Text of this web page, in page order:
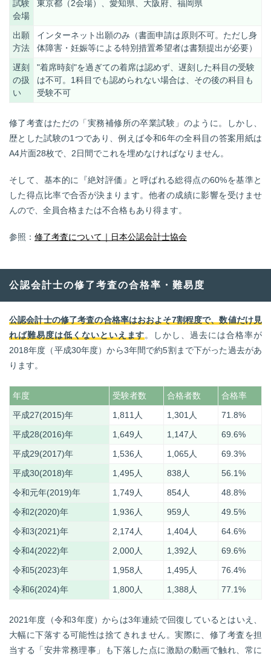
試験
会場
東京都（2会場）、愛知県、大阪府、福岡県
出願
方法
インターネット出願のみ（書面申請は原則不可。ただし身
体障害・妊娠等による特別措置希望者は書類提出が必要）
遅刻
の扱
い
"着席時刻"を過ぎての着席は認めず、遅刻した科目の受験
は不可。 1科目でも認められない場合は、その後の科目も
受験不可
修了考査はただの「実務補修所の卒業試験」のように。しかし、
歴とした試験の1つであり、例えば令和6年の全科目の答案用紙は
A4片面28枚で、2日間でこれを埋めなければなりません。
そして、基本的に『絶対評価』と呼ばれる総得点の60%を基準と
した得点比率で合否が決まります。他者の成績に影響を受けませ
んので、全員合格または不合格もあり得ます。
参照： 修了考査について｜日本公認会計士協会
公認会計士の修了考査の合格率・難易度
公認会計士の修了考査の合格率はおおよそ7割程度で、数値だけ見
れば難易度は低くないといえます。しかし、過去には合格率が
2018年度（平成30年度）から3年間で約5割まで下がった過去があ
ります。
年度 受験者数 合格者数
合格率
平成27(2015)年
1,811人 1,301人
71.8%
平成28(2016)年
1,649人 1,147人
69.6%
平成29(2017)年
1,536人 1,065人
69.3%
平成30(2018)年
1,495人 838人
56.1%
令和元年(2019)年
1,749人 854人
48.8%
令和2(2020)年
1,936人 959人
49.5%
令和3(2021)年
2,174人 1,404人
64.6%
令和4(2022)年
2,000人 1,392人
69.6%
令和5(2023)年
1,958人 1,495人
76.4%
令和6(2024)年
1,800人 1,388人 77.1%
2021年度（令和3年度）からは3年連続で回復しているとはいえ、
大幅に下落する可能性は捨てきれません。実際に、修了考査を担
当する「安井常務理事」も下落した点に激励の動画で触れ、常に